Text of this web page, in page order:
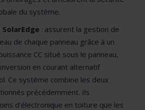
du système.
: assurent la gestion de
de chaque panneau grâce à un
CC situé sous le panneau,
en courant alternatif
Ce système combine les deux
précédemment. Ils
d’électronique en toiture que les